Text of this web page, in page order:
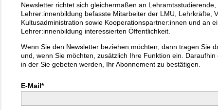
Newsletter richtet sich gleichermaßen an Lehramtsstudierende,
Lehrer:innenbildung befasste Mitarbeiter der LMU, Lehrkräfte,
Kultusadministration sowie Kooperationspartner:innen und an
Lehrer:innenbildung interessierten Öffentlichkeit.
Wenn Sie den Newsletter beziehen möchten, dann tragen Sie
und, wenn Sie möchten, zusätzlich Ihre Funktion ein.
in der Sie gebeten werden, Ihr Abonnement zu bestätigen.
E-Mail*